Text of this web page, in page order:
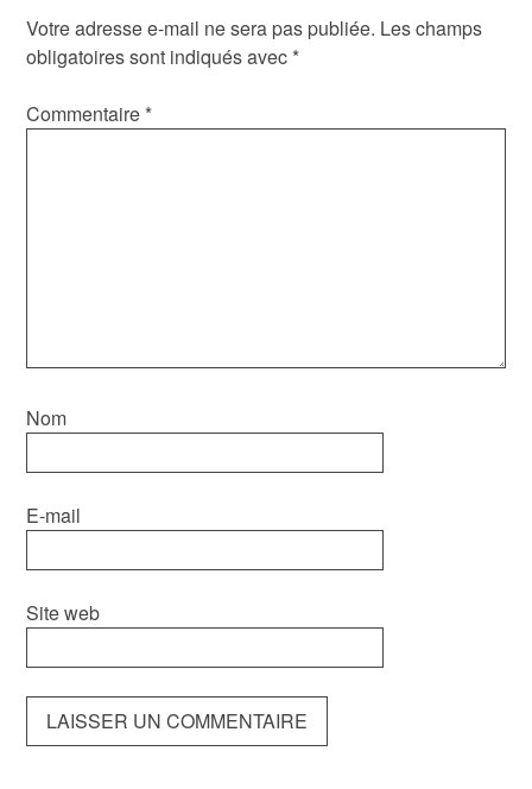
Votre adresse e-mail ne sera pas publiée. Les champs
obligatoires sont indiqués avec *
Commentaire *
Nom
E-mail
Site web